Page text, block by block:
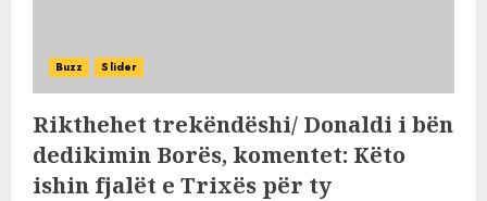
Buzz Slider
Rikthehet trekëndëshi/ Donaldi i bën
dedikimin Borës, komentet: Këto
ishin fjalët e Trixës për ty